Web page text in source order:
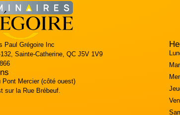
Paul Grégoire Inc
Sainte-Catherine, QC J5V 1V9
Pont Mercier (côté ouest)
sur la Rue Brébeuf.